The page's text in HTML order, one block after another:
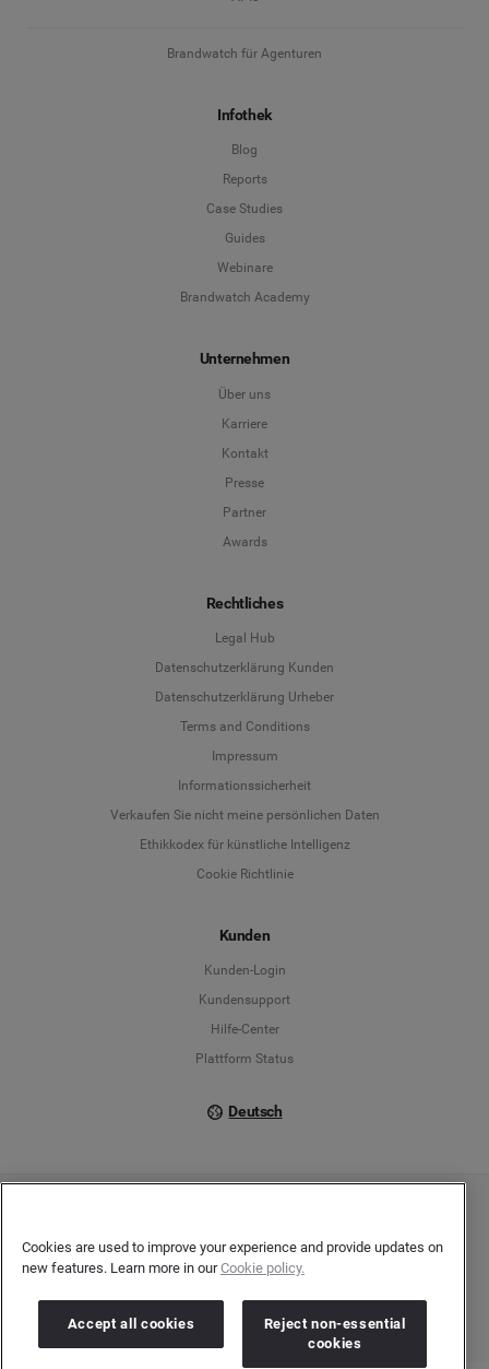
Brandwatch für Agenturen
Infothek
Blog
Reports
Case Studies
Guides
Webinare
Brandwatch Academy
Unternehmen
Über uns
Karriere
Kontakt
Presse
Partner
Awards
Rechtliches
Legal Hub
Datenschutzerklärung Kunden
Datenschutzerklärung Urheber
Terms and Conditions
Impressum
Informationssicherheit
Verkaufen Sie nicht meine persönlichen Daten
Ethikkodex für künstliche Intelligenz
Cookie Richtlinie
Kunden
Kunden-Login
Kundensupport
Hilfe-Center
Plattform Status
Deutsch
Deutsch
English
Registergericht: Amtsgericht Frankfurt am Main | Registernummer: HRB 138083 |
Umsatzsteuer-Identifikationsnummer: DE278408482
Cookies are used to improve your experience and provide updates on
new features. Learn more in ourCookie policy.
Accept all cookies
Reject non-essential
cookies